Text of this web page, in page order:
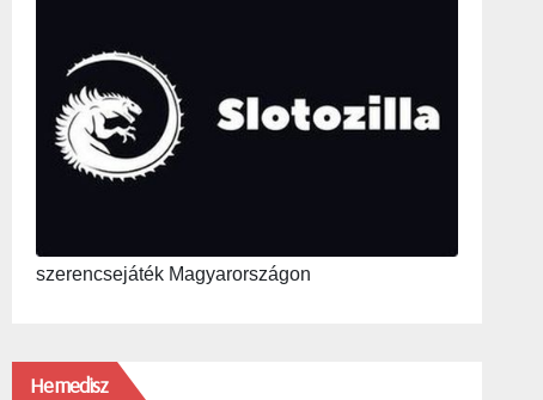
szerencsejáték Magyarországon
Hemedisz